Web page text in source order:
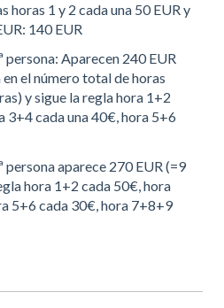
horas 1 y 2 cada una 50 EUR y
140 EUR
persona: Aparecen 240 EUR
el número total de horas
y sigue la regla hora 1+2
3+4 cada una 40€, hora 5+6
persona aparece 270 EUR (=9
hora 1+2 cada 50€, hora
5+6 cada 30€, hora 7+8+9